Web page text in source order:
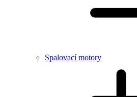
Spalovací motory